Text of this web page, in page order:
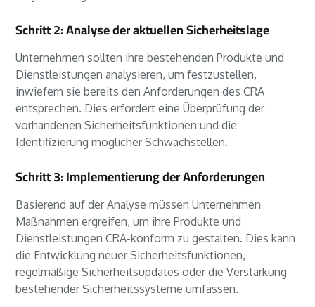
Schritt 2: Analyse der aktuellen Sicherheitslage
Unternehmen sollten ihre bestehenden Produkte und
Dienstleistungen analysieren, um festzustellen,
inwiefern sie bereits den Anforderungen des CRA
entsprechen. Dies erfordert eine Überprüfung der
vorhandenen Sicherheitsfunktionen und die
Identifizierung möglicher Schwachstellen.
Schritt 3: Implementierung der Anforderungen
Basierend auf der Analyse müssen Unternehmen
Maßnahmen ergreifen, um ihre Produkte und
Dienstleistungen CRA-konform zu gestalten. Dies kann
die Entwicklung neuer Sicherheitsfunktionen,
regelmäßige Sicherheitsupdates oder die Verstärkung
bestehender Sicherheitssysteme umfassen.